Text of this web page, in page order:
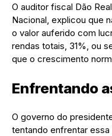
O auditor fiscal Dão
Nacional, explicou que
o valor auferido com
rendas totais, 31%, ou
que o crescimento
Enfrentando
O governo do
tentando enfrentar